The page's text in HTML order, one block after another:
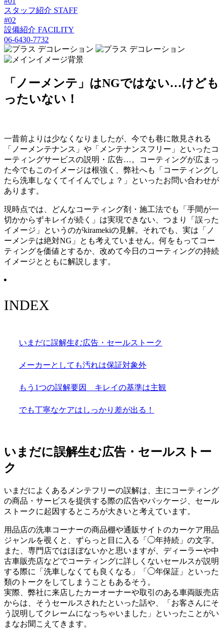
スタッフ紹介 STAFF
#02
設備紹介 FACILITY
06-6430-7732
「ノーメンテ」はNGではない…けども
ったいない！
一昔前よりは少なくなりましたが、今でも巷に散見される
「ノーメンテナンス」や「メンテナンスフリー」といったコ
ーティングサービスの説明・広告…。コーティングが広まっ
た今でもこのイメージは根強く、弊社へも「コーティングし
たら洗車しなくてイイんでしょ？」といったお問い合わせが
あります。
現時点では、どんなコーティング剤・施工法でも「手間が一
切かからずキレイが続く」は実現できない、つまり「誤った
イメージ」というのがkiramekiの見解。それでも、実は「ノ
ーメンテは絶対NG」とも考えていません。何をもってコー
ティングを価値とするか、改めて今日のコーティングの持続
イメージとともに解説します。
INDEX
いまだに誤解生む広告・セールストーク
メーカーとしても汚れは保証対象外
もう1つの誤解要因 キレイの基準は主観
でも丁寧なケアはしっかり差が出る！
いまだに誤解生む広告・セールストー
ク
いまだによくあるメンテフリーの誤解は、主にコーティング
の商品・サービスを提供する際の広告やパッケージ、セール
ストークに起因するところが大きいと考えています。
用品店の洗車コーナーの商品棚や通販サイトのカーケア用品
ジャンルを覗くと、ずらっと目に入る「◯年持続」の文字。
また、専門店ではほぼないかと思いますが、ディーラーや中
古車販売店などでコーティングに詳しくないセールスが説明
する際に「洗車しなくても良くなる」「◯年保証」といった
類のトークをしてしまうこともあるそう。
実際、弊社に来店したカーオーナーや取引のある車両販売店
からは、そうセールスされたといった話や、「お客さんにそ
う説明してクレームになっちゃいました」といったことがい
まなお聞こえてきます。